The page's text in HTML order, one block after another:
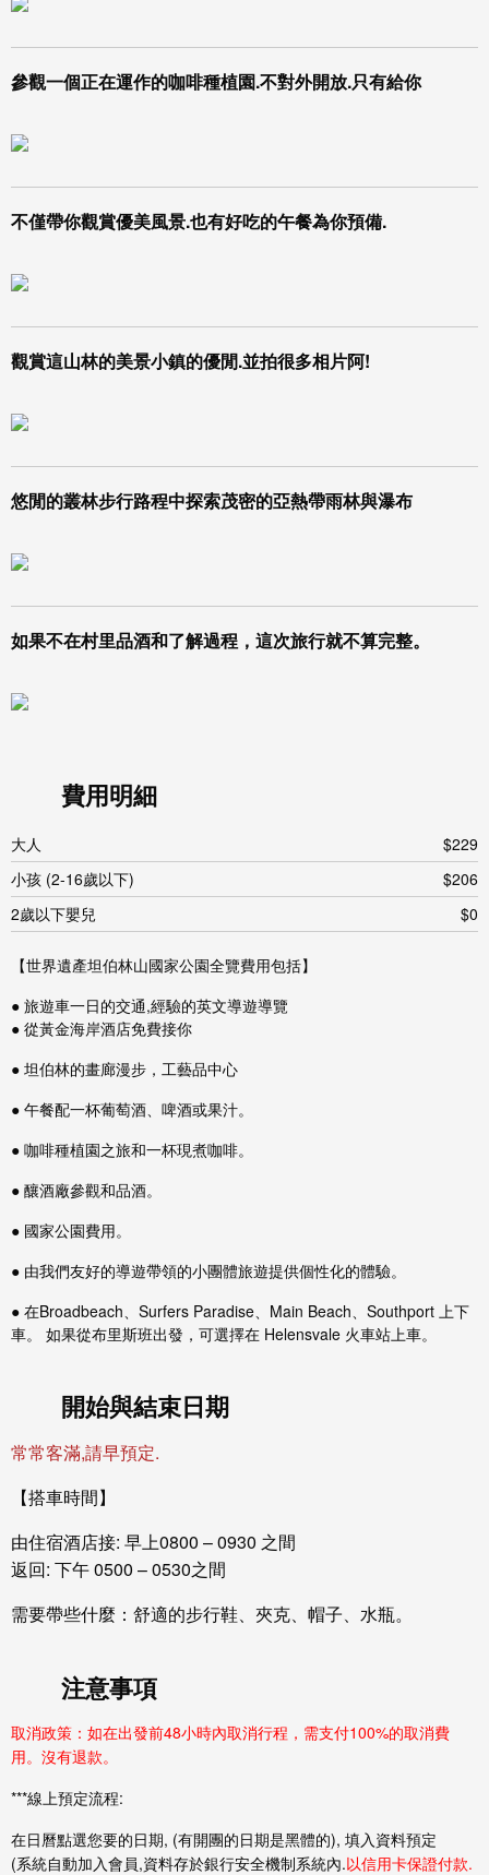
參觀一個正在運作的咖啡種植園.不對外開放.只有給你
不僅帶你觀賞優美風景.也有好吃的午餐為你預備.
觀賞這山林的美景小鎮的優閒.並拍很多相片阿!
悠閒的叢林步行路程中探索茂密的亞熱帶雨林與瀑布
如果不在村里品酒和了解過程，這次旅行就不算完整。
費用明細
大人
$229
小孩 (2-16歲以下)
$206
2歲以下嬰兒
$0
【世界遺產坦伯林山國家公園全覽費用包括】
● 旅遊車一日的交通,經驗的英文導遊導覽
● 從黃金海岸酒店免費接你
● 坦伯林的畫廊漫步，工藝品中心
● 午餐配一杯葡萄酒、啤酒或果汁。
● 咖啡種植園之旅和一杯現煮咖啡。
● 釀酒廠參觀和品酒。
● 國家公園費用。
● 由我們友好的導遊帶領的小團體旅遊提供個性化的體驗。
● 在Broadbeach、Surfers Paradise、Main Beach、Southport 上下
車。 如果從布里斯班出發，可選擇在 Helensvale 火車站上車。
開始與結束日期
常常客滿,請早預定.
【搭車時間】
由住宿酒店接: 早上0800 – 0930 之間
返回: 下午 0500 – 0530之間
需要帶些什麼：舒適的步行鞋、夾克、帽子、水瓶。
注意事項
取消政策：如在出發前48小時內取消行程，需支付100%的取消費
用。沒有退款。
***線上預定流程:
在日曆點選您要的日期, (有開團的日期是黑體的), 填入資料預定
(系統自動加入會員,資料存於銀行安全機制系統內.以信用卡保證付款.